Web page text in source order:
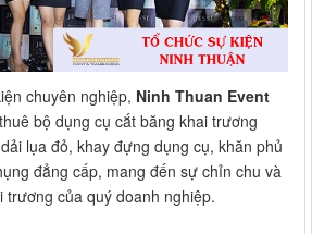
chuyên nghiệp, Ninh Thuan Event
bộ dụng cụ cắt băng khai trương
lụa đỏ, khay đựng dụng cụ, khăn phủ
đẳng cấp, mang đến sự chỉn chu và
trương của quý doanh nghiệp.